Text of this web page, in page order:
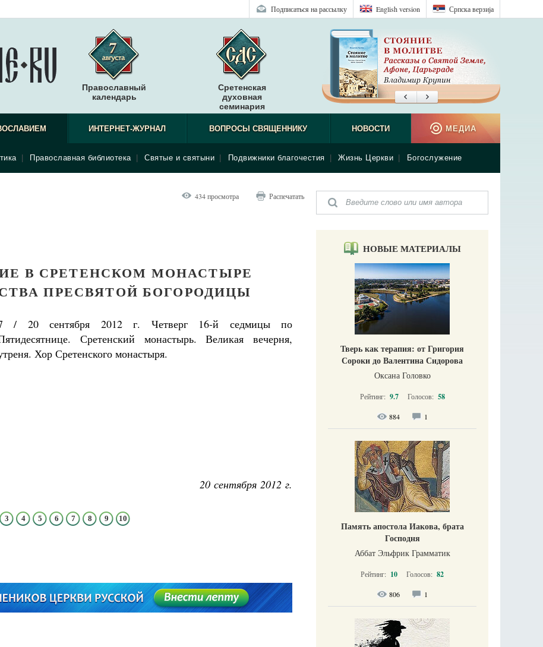
Српска верзиjа
English version
Подписаться на рассылку
Православный
календарь
Сретенская
духовная
семинария
Православная библиотека Святые и святыни Подвижники благочестия Жизнь Церкви Богослужение
ИНТЕРНЕТ-ЖУРНАЛ ВОПРОСЫ СВЯЩЕННИКУ НОВОСТИ МЕДИА
434 просмотра Распечатать
В СРЕТЕНСКОМ МОНАСТЫРЕ
ПРЕСВЯТОЙ БОГОРОДИЦЫ
/ 20 сентября 2012 г. Четверг 16-й седмицы по
Сретенский монастырь. Великая вечерня,
Хор Сретенского монастыря.
20 сентября 2012 г.
3 4 5 6 7 8 9 10
НОВЫЕ МАТЕРИАЛЫ
Тверь как терапия: от Григория
Сороки до Валентина Сидорова
Оксана Головко
Рейтинг: 9.7 Голосов: 58
884 1
Память апостола Иакова, брата
Господня
Аббат Эльфрик Грамматик
Рейтинг: 10 Голосов: 82
806 1